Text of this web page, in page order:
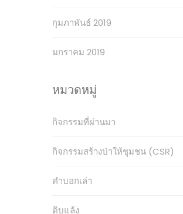
กุมภาพันธ์ 2019
มกราคม 2019
หมวดหมู่
กิจกรรมที่ผ่านมา
กิจกรรมสร้างป่าให้ชุมชน (CSR)
คำบอกเล่า
ดิบแล้ง